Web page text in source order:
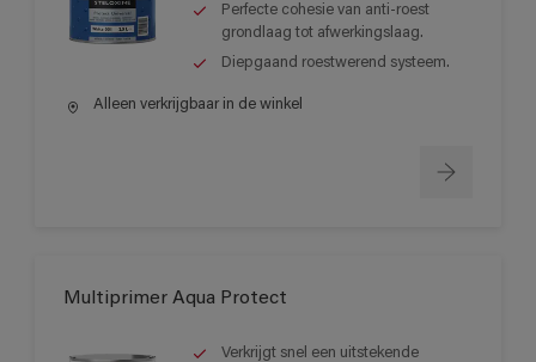
Perfecte cohesie van anti-roest
grondlaag tot afwerkingslaag.
Diepgaand roestwerend systeem.
Alleen verkrijgbaar in de winkel
Multiprimer Aqua Protect
Verkrijgt snel een uitstekende